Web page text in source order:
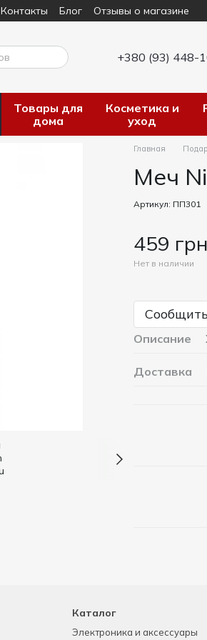
Контакты Блог Отзывы о магазине
+380 (93) 448-
Товары для
дома
Косметика и
уход
Главная
Меч
Артикул: ПП301
459 грн
Нет в наличии
Описание
Доставка
Каталог
Электроника и аксессуары